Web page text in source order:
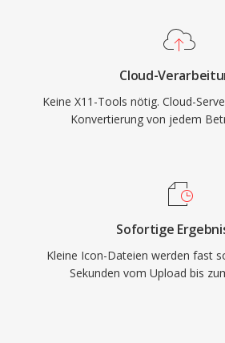
Cloud-
Keine X11-Tools nötig. Cloud-
Konvertierung von jedem
Sofortige
Kleine Icon-Dateien werden fast
Sekunden vom Upload bis